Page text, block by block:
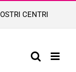
CENTRI